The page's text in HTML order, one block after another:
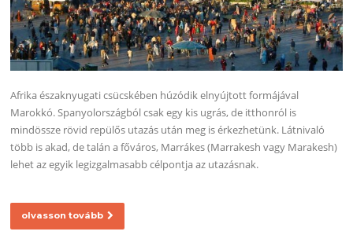
Afrika északnyugati csücskében húzódik elnyújtott formájával
Marokkó. Spanyolországból csak egy kis ugrás, de itthonról is
mindössze rövid repülős utazás után meg is érkezhetünk. Látnivaló
több is akad, de talán a főváros, Marrákes (Marrakesh vagy Marakesh)
lehet az egyik legizgalmasabb célpontja az utazásnak.
olvasson tovább